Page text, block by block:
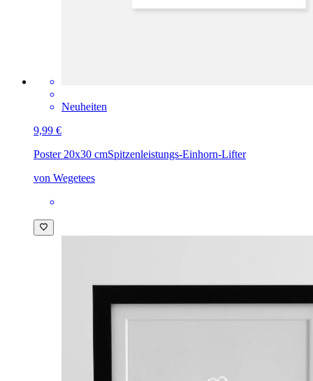
Neuheiten
9,99 €
Poster 20x30 cmSpitzenleistungs-Einhorn-Lifter
von Wegetees